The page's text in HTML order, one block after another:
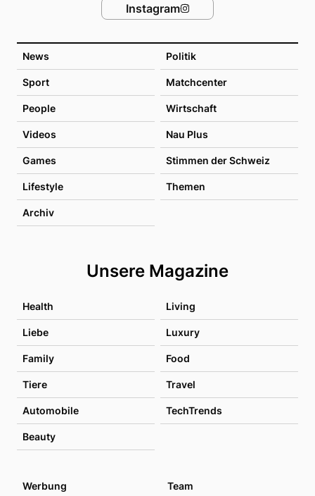
News Politik
Sport Matchcenter
People Wirtschaft
Videos Nau Plus
Games Stimmen der Schweiz
Lifestyle Themen
Archiv
Unsere Magazine
Health Living
Liebe Luxury
Family Food
Tiere Travel
Automobile TechTrends
Beauty
Instagram
Werbung Team